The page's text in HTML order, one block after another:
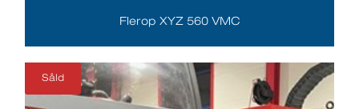
Flerop XYZ 560 VMC
Såld